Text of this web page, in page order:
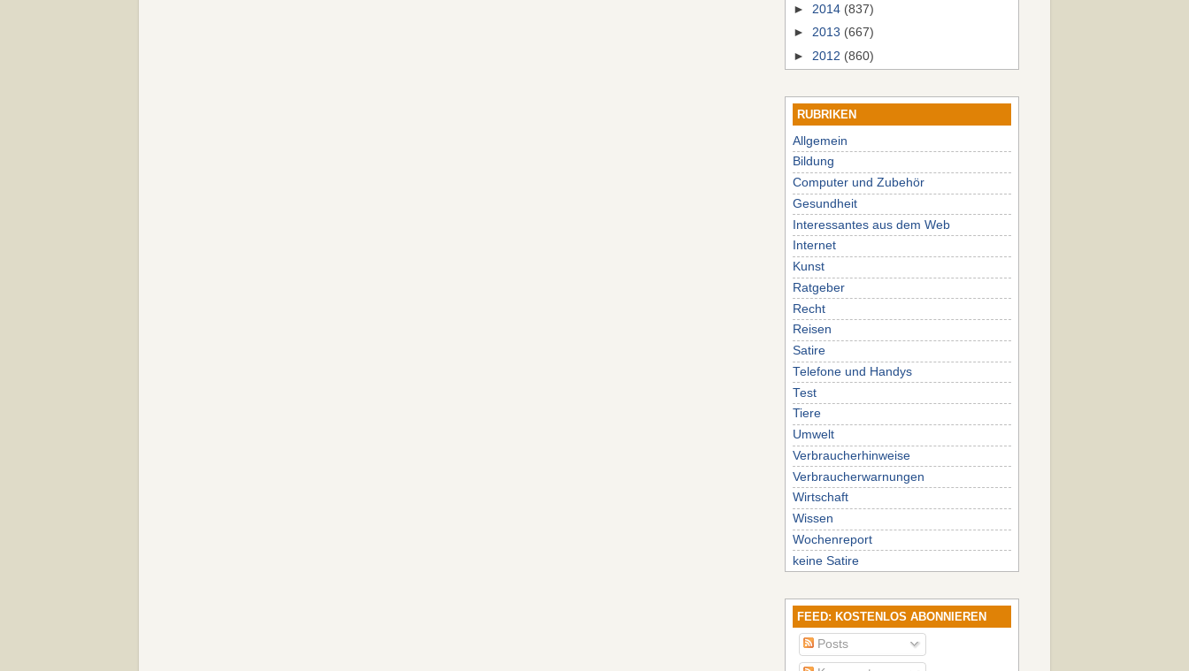
► 2014 (837)
► 2013 (667)
► 2012 (860)
RUBRIKEN
Allgemein
Bildung
Computer und Zubehör
Gesundheit
Interessantes aus dem Web
Internet
Kunst
Ratgeber
Recht
Reisen
Satire
Telefone und Handys
Test
Tiere
Umwelt
Verbraucherhinweise
Verbraucherwarnungen
Wirtschaft
Wissen
Wochenreport
keine Satire
FEED: KOSTENLOS ABONNIEREN
Posts